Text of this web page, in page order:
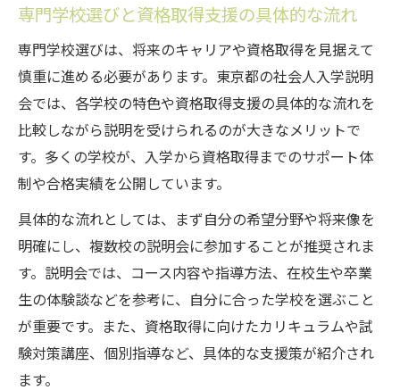
専門学校選びと資格取得支援の具体的な流れ
専門学校選びは、将来のキャリアや資格取得を見据えて
慎重に進める必要があります。東京都の社会人入学説明
会では、各学校の特色や資格取得支援の具体的な流れを
比較しながら説明を受けられるのが大きなメリットで
す。多くの学校が、入学から資格取得までのサポート体
制や合格実績を公開しています。
具体的な流れとしては、まず自分の希望分野や将来像を
明確にし、複数校の説明会に参加することが推奨されま
す。説明会では、コース内容や指導方法、在校生や卒業
生の体験談などを参考に、自分に合った学校を選ぶこと
が重要です。また、資格取得に向けたカリキュラムや試
験対策講座、個別指導など、具体的な支援策が紹介され
ます。